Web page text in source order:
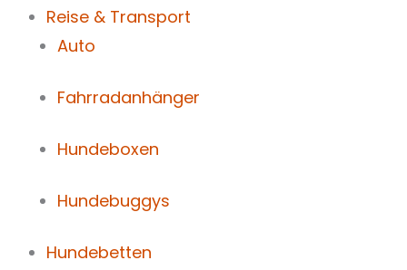
Reise & Transport
Auto
Fahrradanhänger
Hundeboxen
Hundebuggys
Hundebetten